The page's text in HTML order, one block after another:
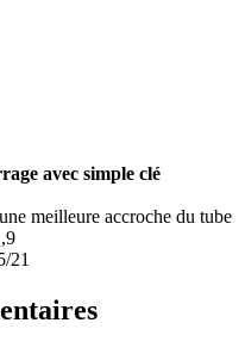
avec simple clé
meilleure accroche du tube
21